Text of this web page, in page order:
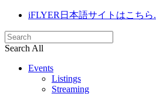
iFLYER日本語サイトはこちら.
Search All
Events
Listings
Streaming